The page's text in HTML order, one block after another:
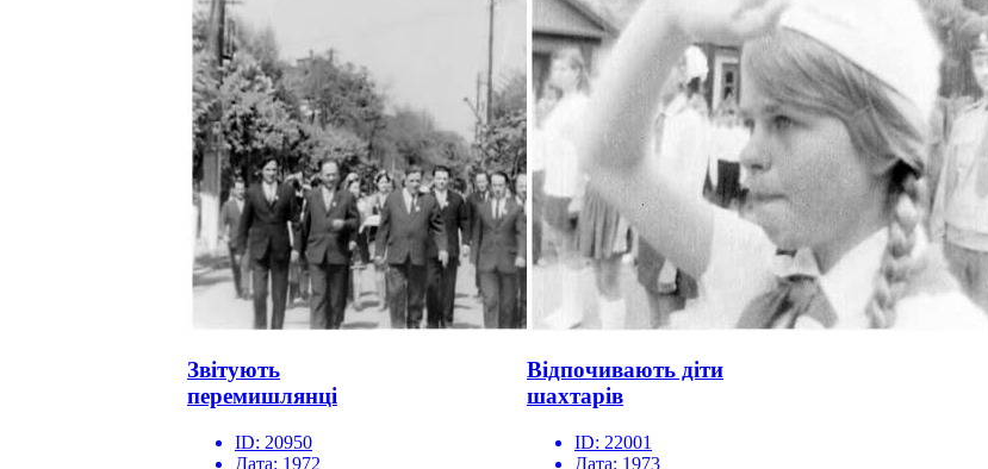
Звітують
перемишлянці
ID: 20950
Дата: 1972
Відпочивають діти
шахтарів
ID: 22001
Дата: 1973